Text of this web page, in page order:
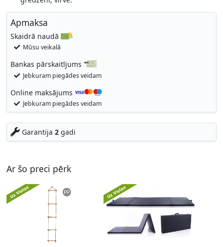
Apmaksa
Skaidrā naudā
Mūsu veikalā
Bankas pārskaitījums
Jebkuram piegādes veidam
Online maksājums
Jebkuram piegādes veidam
Garantija 2gadi
Ar šo preci pērk